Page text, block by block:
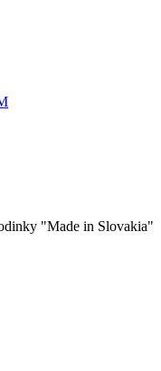
"Made in Slovakia"